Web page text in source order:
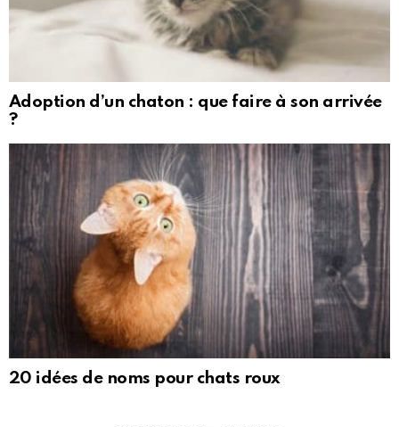
Adoption d’un chaton : que faire à son arrivée
?
20 idées de noms pour chats roux